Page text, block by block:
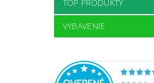
TOP PRODUKTY
VYBAVENIE